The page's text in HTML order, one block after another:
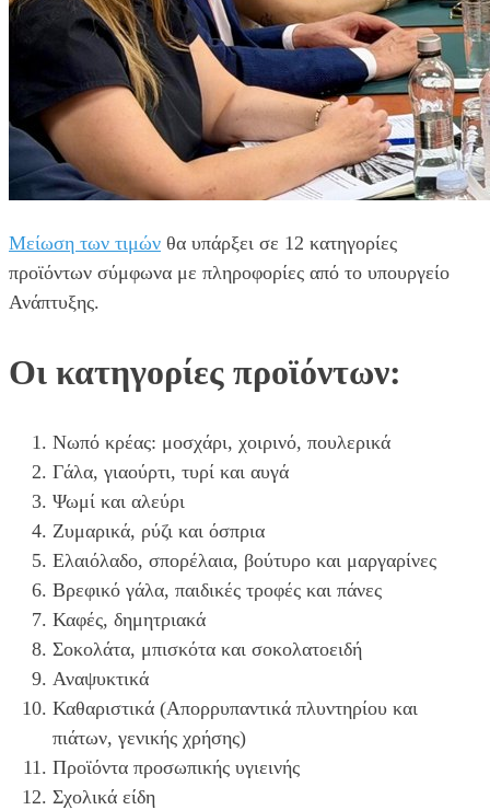
Μείωση των τιμών θα υπάρξει σε 12 κατηγορίες
προϊόντων σύμφωνα με πληροφορίες από το υπουργείο
Ανάπτυξης.
Οι κατηγορίες προϊόντων:
Νωπό κρέας: μοσχάρι, χοιρινό, πουλερικά
Γάλα, γιαούρτι, τυρί και αυγά
Ψωμί και αλεύρι
Ζυμαρικά, ρύζι και όσπρια
Ελαιόλαδο, σπορέλαια, βούτυρο και μαργαρίνες
Βρεφικό γάλα, παιδικές τροφές και πάνες
Καφές, δημητριακά
Σοκολάτα, μπισκότα και σοκολατοειδή
Αναψυκτικά
Καθαριστικά (Απορρυπαντικά πλυντηρίου και
πιάτων, γενικής χρήσης)
Προϊόντα προσωπικής υγιεινής
Σχολικά είδη